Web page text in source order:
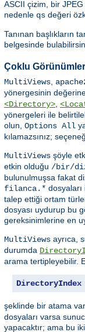
ASCII çizim, bir
nedenle qs değeri
Tanınan başlıkların
belgesinde
Çoklu Görünümler
MultiViews
yönergesinin
<Directory>
yönergeleri ile
olun, Options All
kılamazsınız;
MultiViews şöyle
etkin olduğu /bir/
bulunulmuşsa fakat
filanca.*
talep ettiği ortam
dosyası uydurup bu
gereksinimlerine en
MultiViews ayrıca,
durumda
arama tertipleyebilir.
DirectoryIndex
şeklinde bir atama
dosyaları varsa
yapacaktır; ama bu